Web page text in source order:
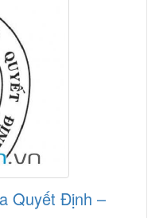
Quyết Định –